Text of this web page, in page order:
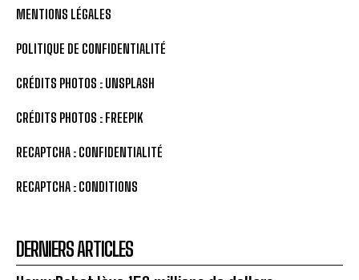
MENTIONS LÉGALES
POLITIQUE DE CONFIDENTIALITÉ
CRÉDITS PHOTOS : UNSPLASH
CRÉDITS PHOTOS : FREEPIK
RECAPTCHA : CONFIDENTIALITÉ
RECAPTCHA : CONDITIONS
DERNIERS ARTICLES